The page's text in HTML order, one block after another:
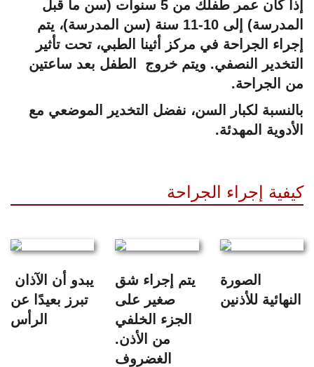
إذا كان عمر طفلك من 5 سنوات (سن ما قبل
المدرسة) إلى 10-11 سنة (سن المدرسة)، يتم
إجراء الجراحة في مركز أثينا الطبي، تحت تأثير
التخدير النصفي. ويتم خروج الطفل بعد ساعتين
من الجراحة.
بالنسبة لكبار السن، نفضل التخدير الموضعي مع
الأدوية المهدئة.
كيفية إجراء الجراحة
تبرز بعيدًا عن
الرأس
يتم إجراء شق
صغير على
الجزء الخلفي
من الأذن.
الغضروف
الصورة
النهائية للأذنين